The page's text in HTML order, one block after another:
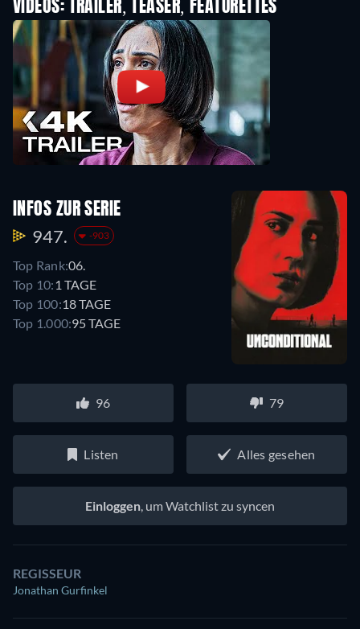
VIDEOS: TRAILER, TEASER, FEATURETTES
INFOS ZUR SERIE
947. -903
Top Rank:06.
Top 10: 1 TAGE
Top 100:18 TAGE
Top 1.000:95 TAGE
96 79
Listen Alles gesehen
Einloggen, um Watchlist zu syncen
REGISSEUR
Jonathan Gurfinkel